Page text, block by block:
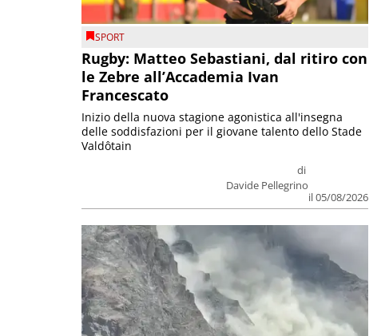
SPORT
Rugby: Matteo Sebastiani, dal ritiro con
le Zebre all’Accademia Ivan
Francescato
di
Davide Pellegrino
il 05/08/2026
Inizio della nuova stagione agonistica all'insegna
delle soddisfazioni per il giovane talento dello Stade
Valdôtain